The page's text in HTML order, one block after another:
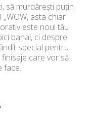
să murdărești puțin
asta chiar
este noul tău
banal, ci despre
special pentru
care vor să
face..